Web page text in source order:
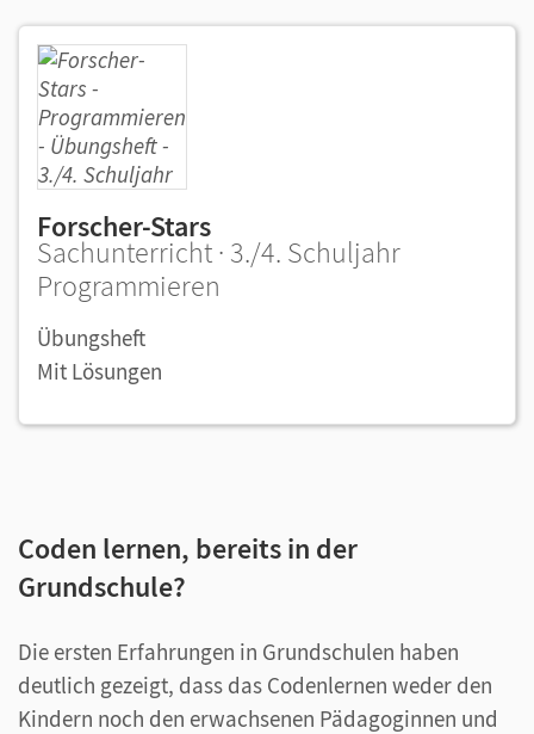
Forscher-Stars
Sachunterricht · 3./4. Schuljahr
Programmieren
Übungsheft
Mit Lösungen
Coden lernen, bereits in der
Grundschule?
Die ersten Erfahrungen in Grundschulen haben
deutlich gezeigt, dass das Codenlernen weder den
Kindern noch den erwachsenen Pädagoginnen und